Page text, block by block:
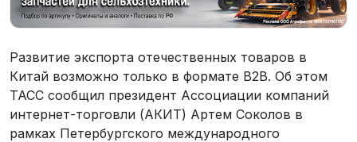
Развитие экспорта отечественных товаров в
Китай возможно только в формате B2B. Об этом
ТАСС сообщил президент Ассоциации компаний
интернет-торговли (АКИТ) Артем Соколов в
рамках Петербургского международного